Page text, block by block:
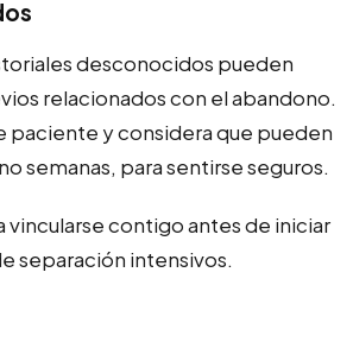
desconocidos pueden
relacionados con el abandono.
paciente y considera que pueden
semanas, para sentirse seguros.
vincularse contigo antes de iniciar
separación intensivos.